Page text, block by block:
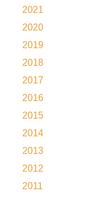
2021
2020
2019
2018
2017
2016
2015
2014
2013
2012
2011